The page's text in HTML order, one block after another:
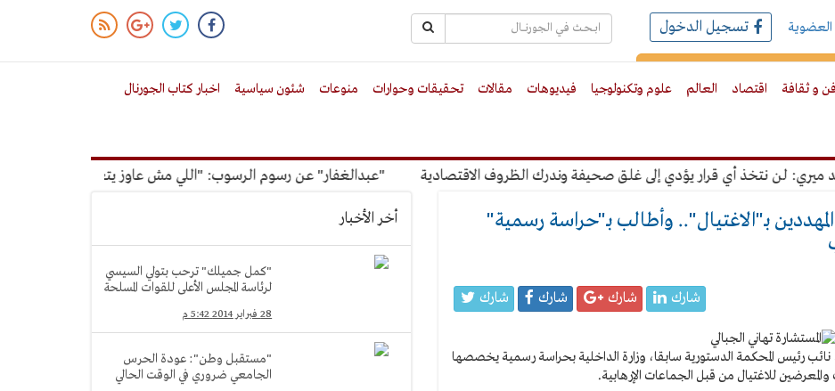
العضوية تسجيل الدخول
فن و ثقافة اقتصاد العالم علوم وتكنولوجيا فيديوهات مقالات تحقيقات وحوارات منوعات شئون سياسية اخبار كتاب الجورنال
لن نتخذ أي قرار يؤدي إلى غلق صحيفة وندرك الظروف الاقتصادية "عبدالغفار" عن رسوم الرسوب: "اللي مش عاوز يتعلم ملوش مجانية"
بـ"الاغتيال".. وأطالب بـ"حراسة رسمية"
شارك شارك شارك شارك
نائب رئيس المحكمة الدستورية سابقا، وزارة الداخلية بحراسة رسمية يخصصها
للاغتيال من قبل الجماعات الإرهابية.
أخر الأخبار
"كمل جميلك" ترحب بتولي السيسي
لرئاسة المجلس الأعلى للقوات المسلحة
28 فبراير 2014 5:42 م
"مستقبل وطن": عودة الحرس
الجامعي ضروري في الوقت الحالي